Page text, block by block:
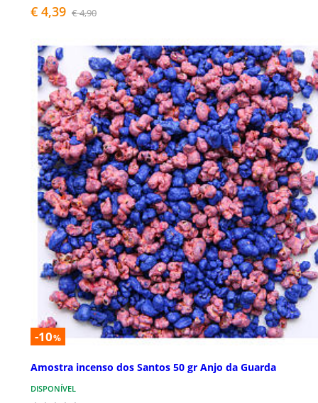
€ 4,39 € 4,90
-10%
Amostra incenso dos Santos 50 gr Anjo da Guarda
DISPONÍVEL